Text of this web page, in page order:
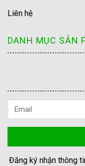
Liên hệ
DANH MỤC SẢN
Đăng ký nhận thông